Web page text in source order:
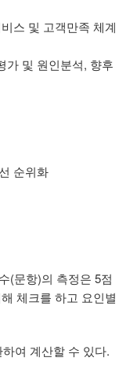
스 및 고객만족 체계
가 및 원인분석, 향후
순위화
(문항)의 측정은 5점
체크를 하고 요인별
여 계산할 수 있다.